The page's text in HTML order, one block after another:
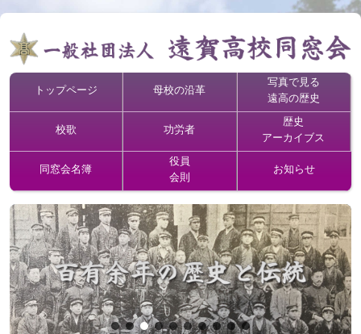
トップページ 母校の沿革
写真で見る
遠高の歴史
校歌 功労者
歴史
アーカイブス
同窓会名簿
役員
会則
お知らせ